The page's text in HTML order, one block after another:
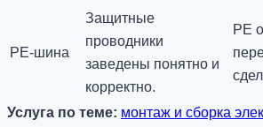
PE-шина
Защитные
проводники
заведены понятно и
корректно.
PE
Услуга по теме: монтаж и сборка